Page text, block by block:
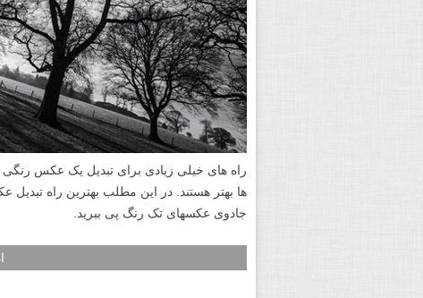
راه های خیلی زیادی برای تبدیل یک عکس رنگی
ها بهتر هستند. در این مطلب بهترین راه
جادوی عکسهای تک رنگ پی ببرید.